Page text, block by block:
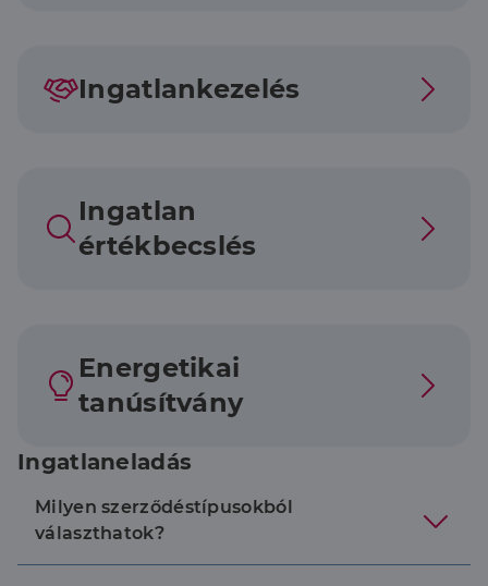
Ingatlankezelés
Ingatlan
értékbecslés
Energetikai
tanúsítvány
Ingatlaneladás
Milyen szerződéstípusokból
választhatok?